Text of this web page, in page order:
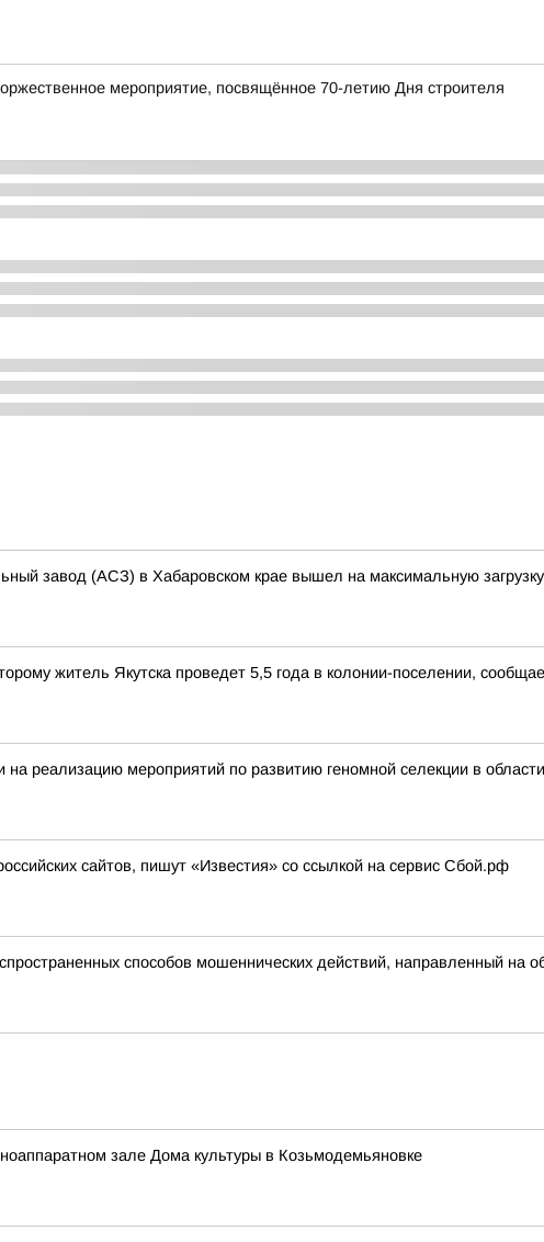
мероприятие, посвящённое 70-летию Дня строителя
завод (АСЗ) в Хабаровском крае вышел на максимальную
житель Якутска проведет 5,5 года в колонии-поселении,
реализацию мероприятий по развитию геномной селекции в
сайтов, пишут «Известия» со ссылкой на сервис Сбой.рф
способов мошеннических действий, направленный на
зале Дома культуры в Козьмодемьяновке